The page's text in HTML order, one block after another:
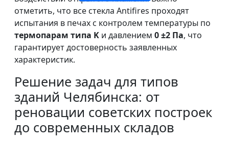
отметить, что все стекла Antifires проходят
испытания в печах с контролем температуры по
термопарам типа K и давлением 0 ±2 Па, что
гарантирует достоверность заявленных
характеристик.
Решение задач для типов
зданий Челябинска: от
реновации советских построек
до современных складов